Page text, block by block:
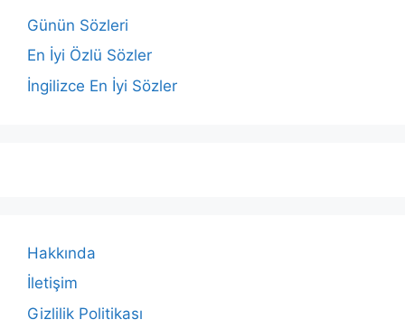
Günün Sözleri
En İyi Özlü Sözler
İngilizce En İyi Sözler
Hakkında
İletişim
Gizlilik Politikası